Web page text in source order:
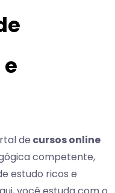
de cursos online
competente,
estudo ricos e